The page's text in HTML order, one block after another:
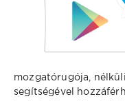
mozgatórugója,
segítségével